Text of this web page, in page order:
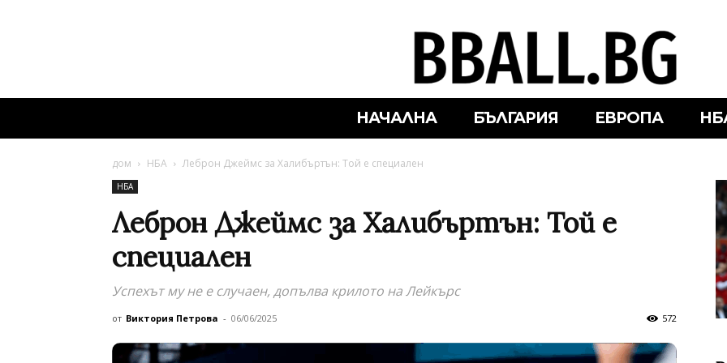
НАЧАЛНА БЪЛГАРИЯ ЕВРОПА
дом НБА Леброн Джеймс за Халибъртън: Той е специален
НБА
Леброн Джеймс за Халибъртън: Той е
специален
Успехът му не е случаен, допълва крилото на Лейкърс
от Виктория Петрова - 06/06/2025 572